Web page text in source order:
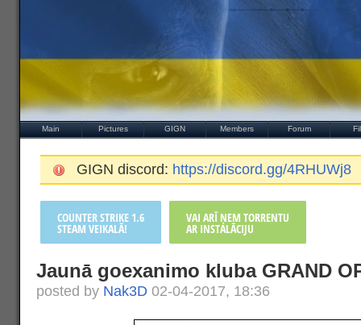
Main Pictures GIGN Members Forum
GIGN discord: https://discord.gg/4RHUWj8
COUNTER STRIKE 1.6
STEAM VEIKALĀ!
VAI ARĪ ŅEM TORRENTU
AR INSTALĀCIJU
Jaunā goexanimo kluba GRAND
posted by Nak3D 02-04-2017, 18:36